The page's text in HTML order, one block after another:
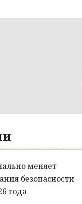
меняет
безопасности
года